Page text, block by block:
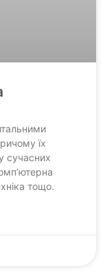
їх
сучасних
тощо.